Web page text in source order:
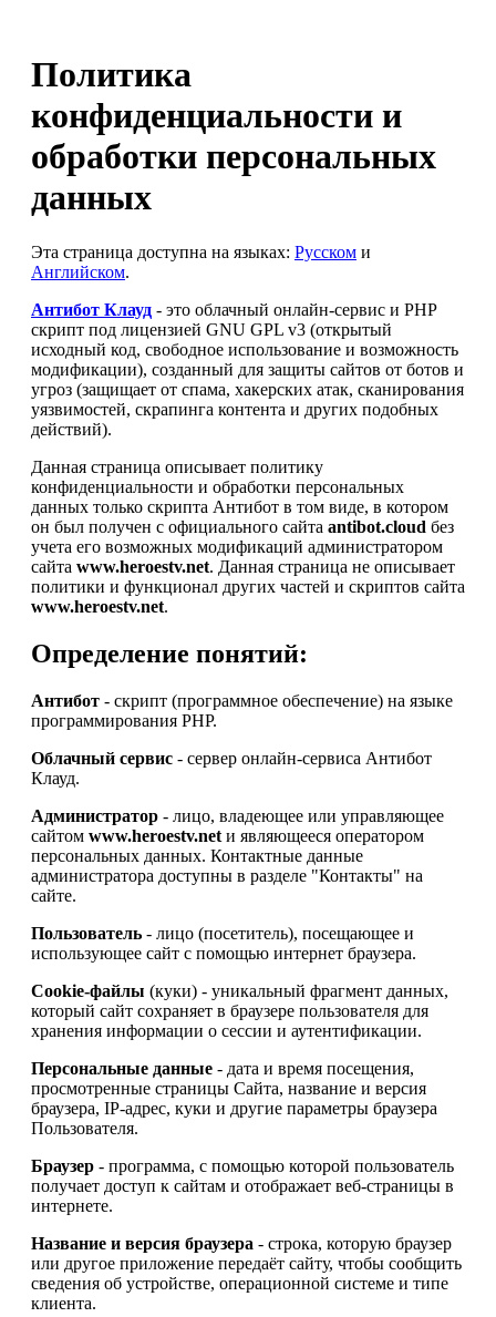
Политика
конфиденциальности и
обработки персональных
данных
Эта страница доступна на языках: Русском и
Английском.
Антибот Клауд - это облачный онлайн-сервис и PHP
скрипт под лицензией GNU GPL v3 (открытый
исходный код, свободное использование и возможность
модификации), созданный для защиты сайтов от ботов и
угроз (защищает от спама, хакерских атак, сканирования
уязвимостей, скрапинга контента и других подобных
действий).
Данная страница описывает политику
конфиденциальности и обработки персональных
данных только скрипта Антибот в том виде, в котором
он был получен с официального сайта antibot.cloud без
учета его возможных модификаций администратором
сайта www.heroestv.net. Данная страница не описывает
политики и функционал других частей и скриптов сайта
www.heroestv.net.
Определение понятий:
Антибот - скрипт (программное обеспечение) на языке
программирования PHP.
Облачный сервис - сервер онлайн-сервиса Антибот
Клауд.
Администратор - лицо, владеющее или управляющее
сайтом www.heroestv.net и являющееся оператором
персональных данных. Контактные данные
администратора доступны в разделе "Контакты" на
сайте.
Пользователь - лицо (посетитель), посещающее и
использующее сайт с помощью интернет браузера.
Cookie-файлы (куки) - уникальный фрагмент данных,
который сайт сохраняет в браузере пользователя для
хранения информации о сессии и аутентификации.
Персональные данные - дата и время посещения,
просмотренные страницы Сайта, название и версия
браузера, IP-адрес, куки и другие параметры браузера
Пользователя.
Браузер - программа, с помощью которой пользователь
получает доступ к сайтам и отображает веб-страницы в
интернете.
Название и версия браузера - строка, которую браузер
или другое приложение передаёт сайту, чтобы сообщить
сведения об устройстве, операционной системе и типе
клиента.